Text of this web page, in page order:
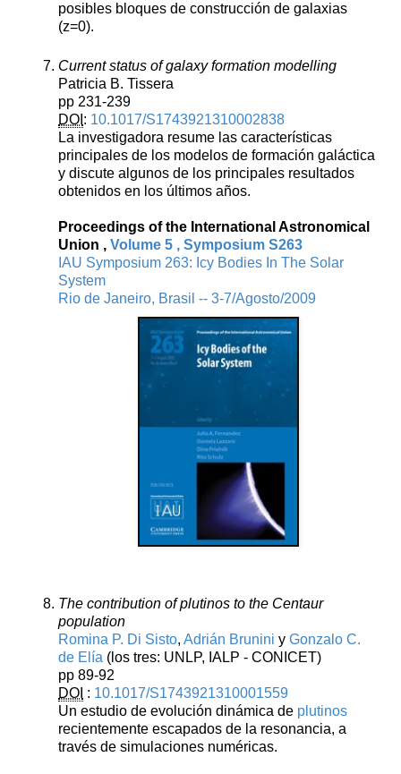
posibles bloques de construcción de galaxias
(z=0).
Current status of galaxy formation modelling
Patricia B. Tissera
pp 231-239
DOI : 10.1017/S1743921310002838
La investigadora resume las características
principales de los modelos de formación galáctica
y discute algunos de los principales resultados
obtenidos en los últimos años.
Proceedings of the International Astronomical
Union , Volume 5 , Symposium S263
IAU Symposium 263: Icy Bodies In The Solar
System
Rio de Janeiro, Brasil -- 3-7/Agosto/2009
The contribution of plutinos to the Centaur
population
Romina P. Di Sisto, Adrián Brunini y Gonzalo C.
de Elía (los tres: UNLP, IALP - CONICET)
pp 89-92
DOI : 10.1017/S1743921310001559
Un estudio de evolución dinámica de plutinos
recientemente escapados de la resonancia, a
través de simulaciones numéricas.